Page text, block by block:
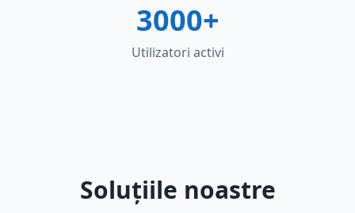
3000+
Utilizatori activi
Soluțiile noastre